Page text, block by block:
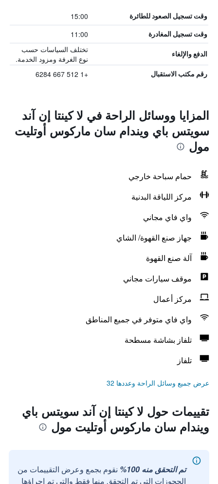
وقت تسجيل الصعود للطائرة 15:00
وقت تسجيل المغادرة 11:00
الدفع والإلغاء
تختلف السياسات حسب
نوع الغرفة ومزود الخدمة.
رقم مكتب الاستقبال +1 512 667 6284
المزايا ووسائل الراحة في لا كينتا إن آند
سويتس باي ويندام سان ماركوس أوتليت
مول
حمام سباحة خارجي
مركز اللياقة البدنية
واي فاي مجاني
جهاز صنع القهوة/ الشاي
آلة صنع القهوة
موقف سيارات مجاني
مركز أعمال
واي فاي متوفر في جميع المناطق
تلفاز بشاشة مسطحة
تلفاز
عرض جميع وسائل الراحة وعددها 32
تقييمات حول لا كينتا إن آند سويتس باي
ويندام سان ماركوس أوتليت مول
تم التحقق منه 100%
نقوم بجمع وعرض التقييمات من
الحجوزات التي تم التحقق منها فقط والتي تم إجراؤها